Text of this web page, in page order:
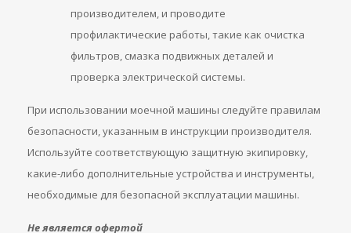
производителем, и проводите
профилактические работы, такие как очистка
фильтров, смазка подвижных деталей и
проверка электрической системы.
При использовании моечной машины следуйте правилам
безопасности, указанным в инструкции производителя.
Используйте соответствующую защитную экипировку,
какие-либо дополнительные устройства и инструменты,
необходимые для безопасной эксплуатации машины.
Не является офертой